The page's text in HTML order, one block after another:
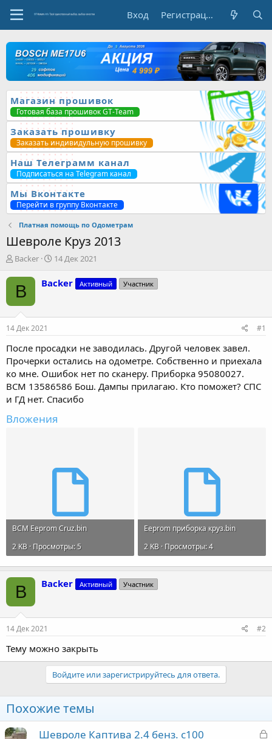
Вход Регистрация
Магазин прошивок
Готовая база прошивок GT-Team
Заказать прошивку
Заказать индивидульную прошивку
Наш Телеграмм канал
Подписаться на Telegram канал
Мы Вконтакте
Перейти в группу Вконтакте
Платная помощь по Одометрам
Шевроле Круз 2013
А
т
о
м
ы
Backer
Д
т
л
14 Дек 2021
B Backer Активный Участник
14 Дек 2021 #1
После просадки не заводилась. Другой человек завел.
Прочерки остались на одометре. Собственно и приехала
ко мне. Ошибок нет по сканеру. Приборка 95080027.
ВСМ 13586586 Бош. Дампы прилагаю. Кто поможет? СПС
и ГД нет. Спасибо
Вложения
BCM Eeprom Cruz.bin
2 KB · Просмотры: 5
Eeprom приборка круз.bin
2 KB · Просмотры: 4
B Backer Активный Участник
14 Дек 2021 #2
Тему можно закрыть
Войдите или зарегистрируйтесь для ответа.
Похожие темы
З
Шевроле Каптива 2.4 бенз. с100